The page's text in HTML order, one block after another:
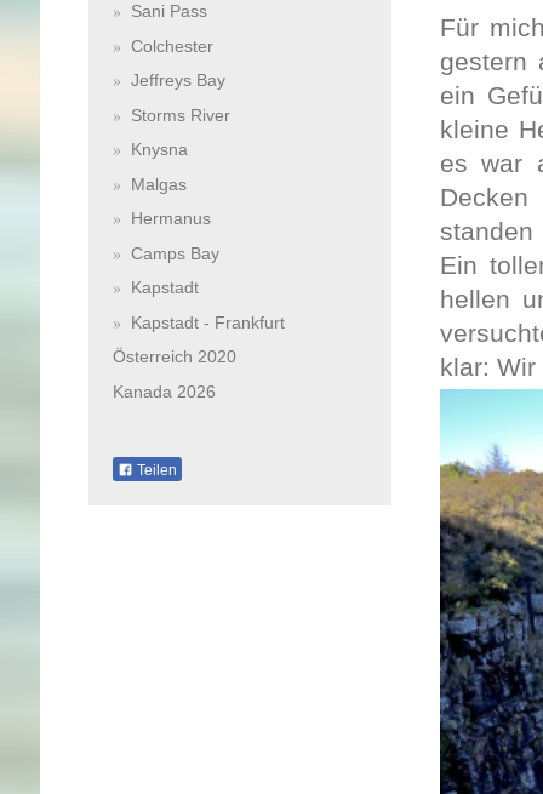
Für
gestern
ein
kleine
es war
standen
Ein
hellen
klar:
Sani Pass
Colchester
Jeffreys Bay
Storms River
Knysna
Malgas
Hermanus
Camps Bay
Kapstadt
Kapstadt - Frankfurt
Österreich 2020
Kanada 2026
Teilen